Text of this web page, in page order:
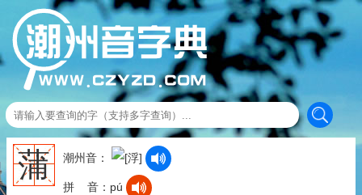
蒲 潮州音：
拼 音：pú